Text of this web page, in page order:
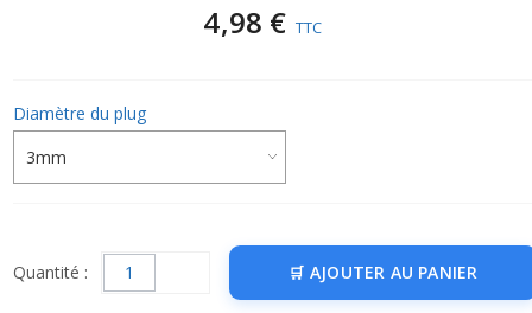
4,98 € TTC
Diamètre du plug
Quantité : AJOUTER AU PANIER